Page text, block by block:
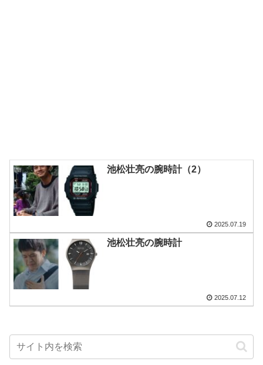
池松壮亮の腕時計（2）
2025.07.19
池松壮亮の腕時計
2025.07.12